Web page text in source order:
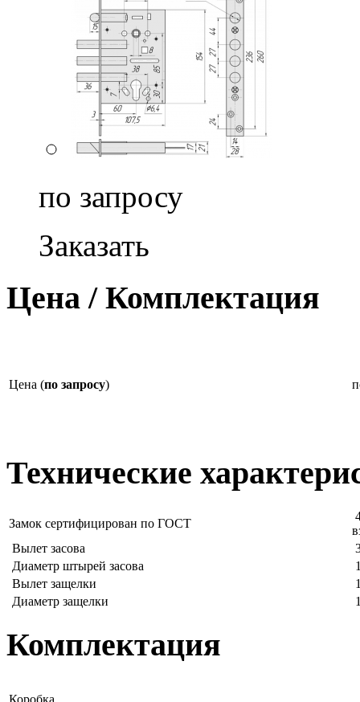
по запросу
Заказать
Цена / Комплектация
Цена (по запросу)
Технические
Замок сертифицирован по ГОСТ
Вылет засова
Диаметр штырей засова
Вылет защелки
Диаметр защелки
Комплектация